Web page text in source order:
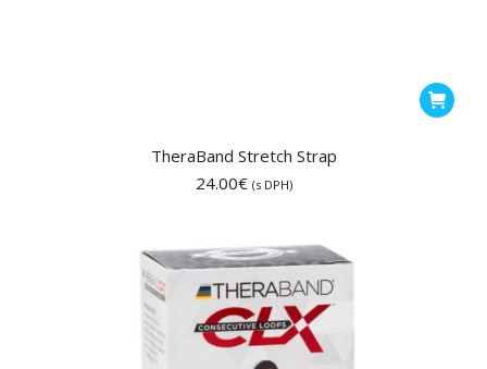
TheraBand Stretch Strap
24.00€ (s DPH)